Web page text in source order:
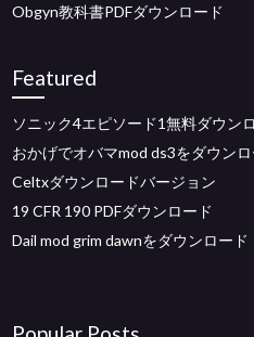
Obgyn教科書PDFダウンロード
Featured
ソニック4エピソード1無料ダウン
おかげでオバマmod ds3をダウン
Celtxダウンロードバージョン
19 CFR 190 PDFダウンロード
Dail mod grim dawnをダウンロード